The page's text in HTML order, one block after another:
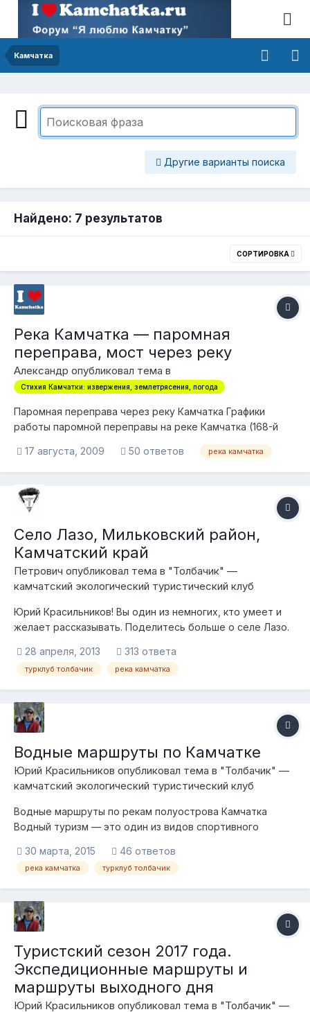
Камчатка
Другие варианты поиска
Найдено: 7 результатов
СОРТИРОВКА
Река Камчатка — паромная
переправа, мост через реку
Александр опубликовал тема в
Стихия Камчатки: извержения, землетрясения, погода
Паромная переправа через реку Камчатка Графики
работы паромной переправы на реке Камчатка (168-й
километр): Режим работы паромной переправы через
реку Камчатка, направление — Козыревск Июль 2009
года Режим работы паромной переправы через реку
Камчатка, направление — из К...
17 августа, 2009 50 ответов река камчатка
Село Лазо, Мильковский район,
Камчатский край
Петрович опубликовал тема в "Толбачик" —
камчатский экологический туристический клуб
Юрий Красильников! Вы один из немногих, кто умеет и
желает рассказывать. Поделитесь больше о селе Лазо.
люди. Дома рубленые, сохранены березы. Когда у Вас
огородные и тепличные посадки? Что хорошо растет в
грунте на улице?
28 апреля, 2013 313 ответа
турклуб толбачик река камчатка
Водные маршруты по Камчатке
Юрий Красильников опубликовал тема в "Толбачик" —
камчатский экологический туристический клуб
Водные маршруты по рекам полуострова Камчатка
Водный туризм — это один из видов спортивного
маршрут пролегает по водной поверхности. Водная
гладь рек, озер и морей издавна привлекала человека. В
средние века не было профессии романтичн...
30 марта, 2015 46 ответов
река камчатка турклуб толбачик
Туристский сезон 2017 года.
Экспедиционные маршруты и
маршруты выходного дня
Юрий Красильников опубликовал тема в "Толбачик" —